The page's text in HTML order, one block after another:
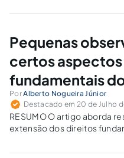
começou, o Carnaval nem
Pequenas
certos
fundamentais
PorAlberto Nogueira Júnior
Destacado em 20 de Julho
RESUMO O artigo aborda
extensão dos direitos
seu advogado. Discute-se,